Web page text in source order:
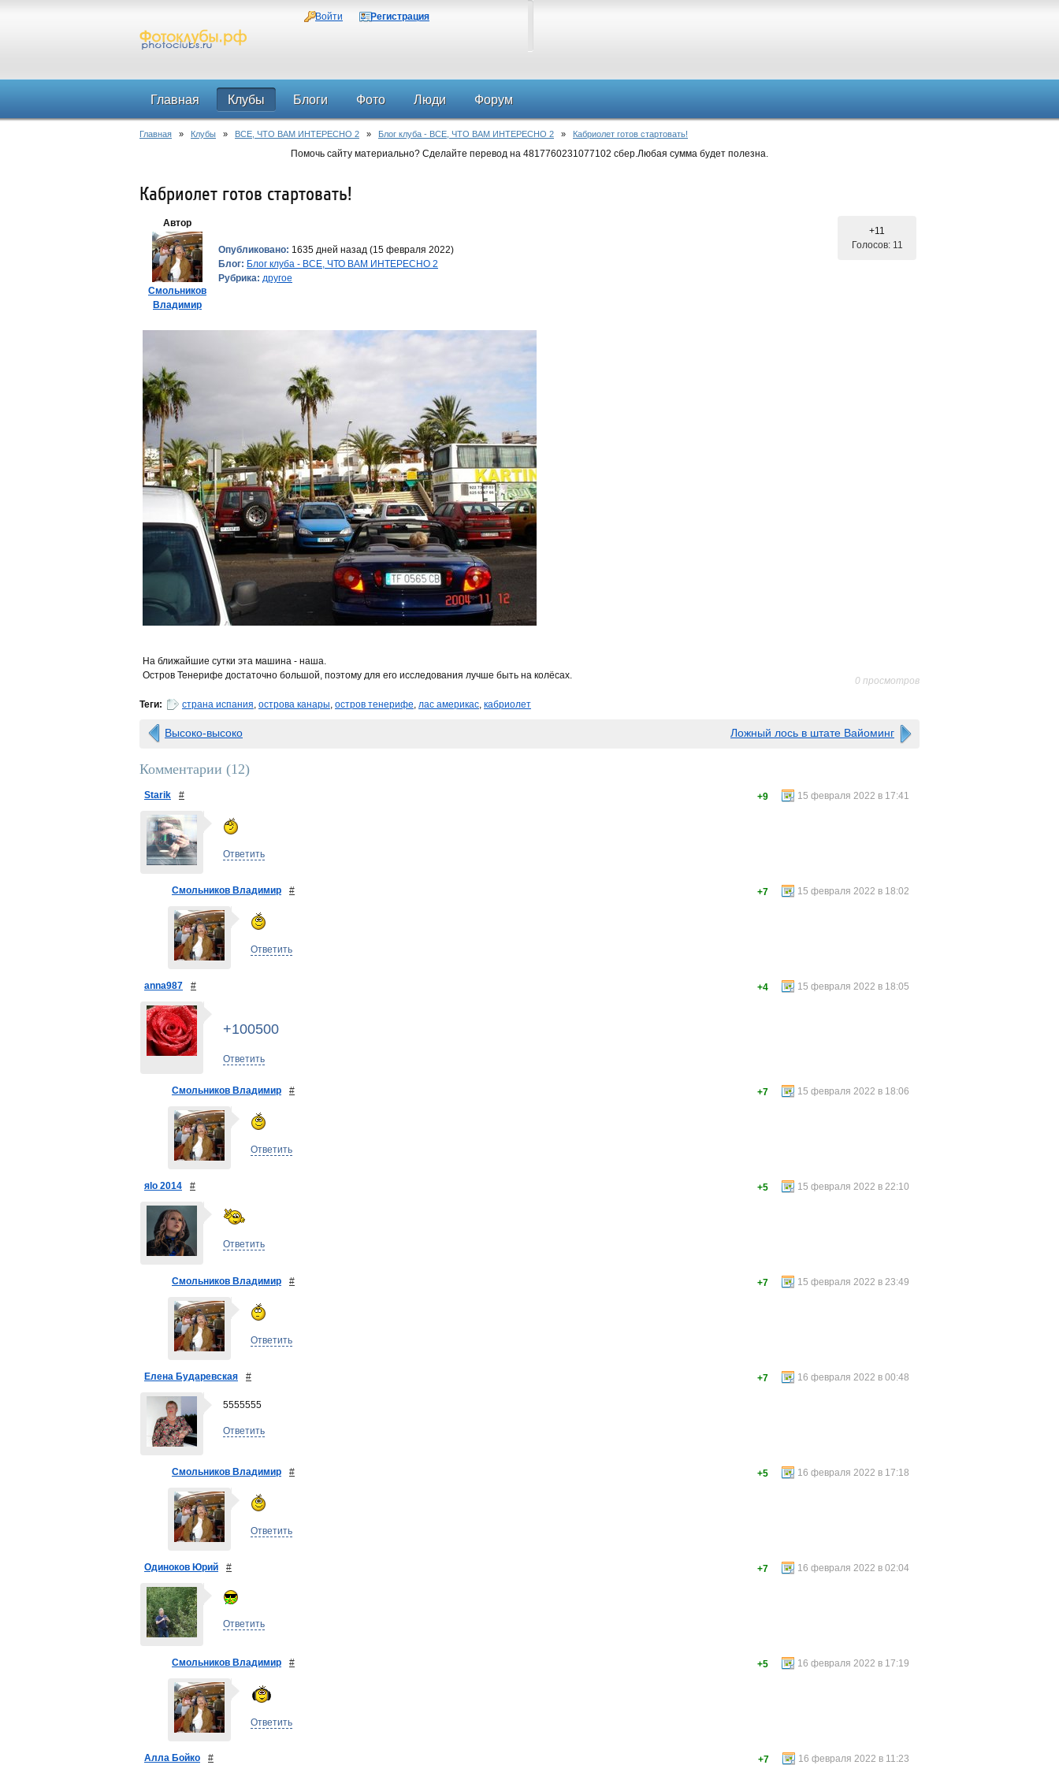
Войти Регистрация
Главная Клубы Блоги Фото Люди Форум
Главная » Клубы » ВСЕ, ЧТО ВАМ ИНТЕРЕСНО 2 » Блог клуба - ВСЕ, ЧТО ВАМ ИНТЕРЕСНО 2 » Кабриолет готов стартовать!
Помочь сайту материально? Сделайте перевод на 4817760231077102 сбер.Любая сумма будет полезна.
Кабриолет готов стартовать!
Автор
Смольников
Владимир
Опубликовано: 1635 дней назад (15 февраля 2022)
Блог: Блог клуба - ВСЕ, ЧТО ВАМ ИНТЕРЕСНО 2
Рубрика: другое
+11
Голосов: 11
На ближайшие сутки эта машина - наша.
Остров Тенерифе достаточно большой, поэтому для его исследования лучше быть на колёсах.
0 просмотров
Теги: страна испания, острова канары, остров тенерифе, лас америкас, кабриолет
Высоко-высоко Ложный лось в штате Вайоминг
Комментарии (12)
Starik # 15 февраля 2022 в 17:41
+9
Ответить
Смольников Владимир # 15 февраля 2022 в 18:02
+7
Ответить
anna987 # 15 февраля 2022 в 18:05
+4
+100500
Ответить
Смольников Владимир # 15 февраля 2022 в 18:06
+7
Ответить
яlo 2014 # 15 февраля 2022 в 22:10
+5
Ответить
Смольников Владимир # 15 февраля 2022 в 23:49
+7
Ответить
Елена Бударевская # 16 февраля 2022 в 00:48
+7
5555555
Ответить
Смольников Владимир # 16 февраля 2022 в 17:18
+5
Ответить
Одиноков Юрий # 16 февраля 2022 в 02:04
+7
Ответить
Смольников Владимир # 16 февраля 2022 в 17:19
+5
Ответить
Алла Бойко # 16 февраля 2022 в 11:23
+7